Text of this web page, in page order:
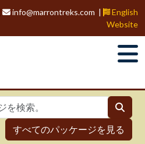
info@marrontreks.com |
English
Website
すべてのパッケージを見る